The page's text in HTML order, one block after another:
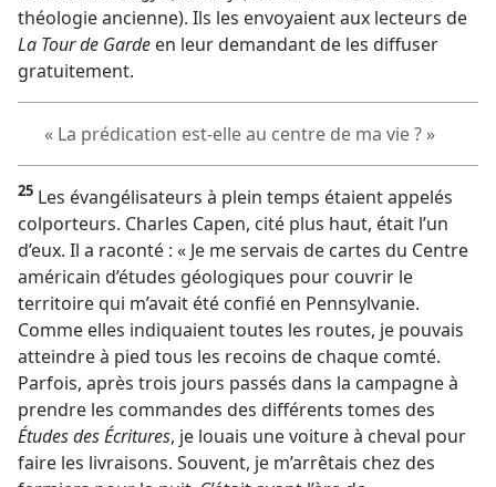
théologie ancienne). Ils les envoyaient aux lecteurs de
La Tour de Garde en leur demandant de les diffuser
gratuitement.
« La prédication est-​elle au centre de ma vie ? »
25 Les évangélisateurs à plein temps étaient appelés
colporteurs. Charles Capen, cité plus haut, était l’un
d’eux. Il a raconté : « Je me servais de cartes du Centre
américain d’études géologiques pour couvrir le
territoire qui m’avait été confié en Pennsylvanie.
Comme elles indiquaient toutes les routes, je pouvais
atteindre à pied tous les recoins de chaque comté.
Parfois, après trois jours passés dans la campagne à
prendre les commandes des différents tomes des
Études des Écritures, je louais une voiture à cheval pour
faire les livraisons. Souvent, je m’arrêtais chez des